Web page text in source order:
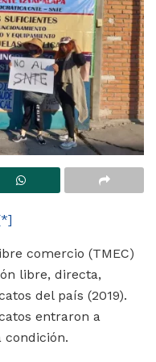
comercio (TMEC)
libre, directa,
del país (2019).
entraron a
condición.